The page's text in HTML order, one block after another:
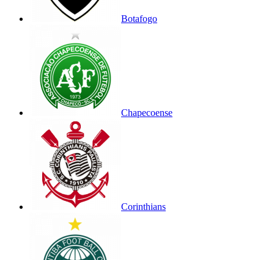
Botafogo
Chapecoense
Corinthians